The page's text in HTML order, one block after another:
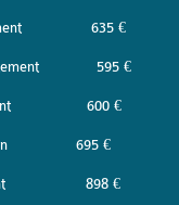
635 €
595 €
600 €
695 €
898 €